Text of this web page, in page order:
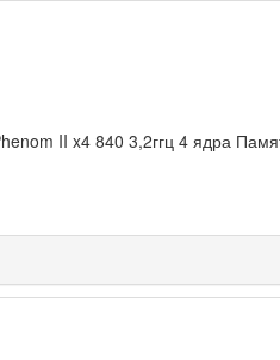
II x4 840 3,2ггц 4 ядра